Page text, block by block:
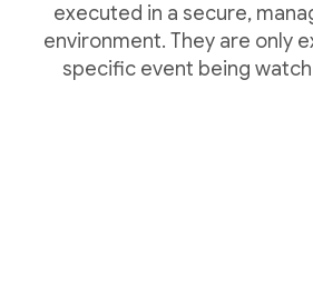
executed in a secure,
environment. They are only
specific event being